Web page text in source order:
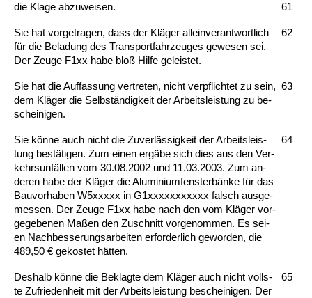
die Kla­ge ab­zu­wei­sen.
61
Sie hat vor­ge­tra­gen, dass der Kläger al­lein­ver­ant­wort­lich
für die Be­la­dung des Trans­port­fahr­zeu­ges ge­we­sen sei.
Der Zeu­ge F1xx ha­be bloß Hil­fe ge­leis­tet.
62
Sie hat die Auf­fas­sung ver­tre­ten, nicht ver­pflich­tet zu sein,
dem Kläger die Selbständig­keit der Ar­beits­leis­tung zu be­
schei­ni­gen.
63
Sie könne auch nicht die Zu­verlässig­keit der Ar­beits­leis­
tung bestäti­gen. Zum ei­nen ergäbe sich dies aus den Ver­
kehrs­unfällen vom 30.08.2002 und 11.03.2003. Zum an­
de­ren ha­be der Kläger die Alu­mi­ni­um­fens­terbänke für das
Bau­vor­ha­ben W5xxxxx in G1xxxxxxxxxxx falsch aus­ge­
mes­sen. Der Zeu­ge F1xx ha­be nach den vom Kläger vor­
ge­ge­be­nen Maßen den Zu­schnitt vor­ge­nom­men. Es sei­
en Nach­bes­se­rungs­ar­bei­ten er­for­der­lich ge­wor­den, die
489,50 € ge­kos­tet hätten.
64
Des­halb könne die Be­klag­te dem Kläger auch nicht volls­
te Zu­frie­den­heit mit der Ar­beits­leis­tung be­schei­ni­gen. Der
65